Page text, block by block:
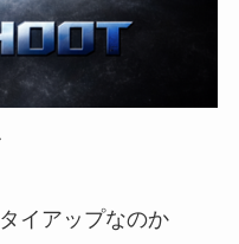
イアップなのか